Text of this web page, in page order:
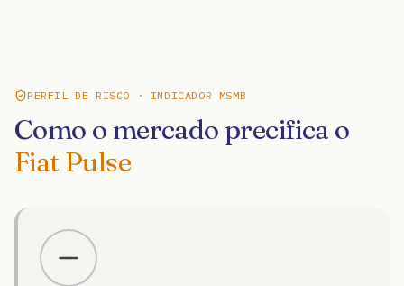
PERFIL DE RISCO · INDICADOR MSMB
Como o mercado precifica o
Fiat Pulse